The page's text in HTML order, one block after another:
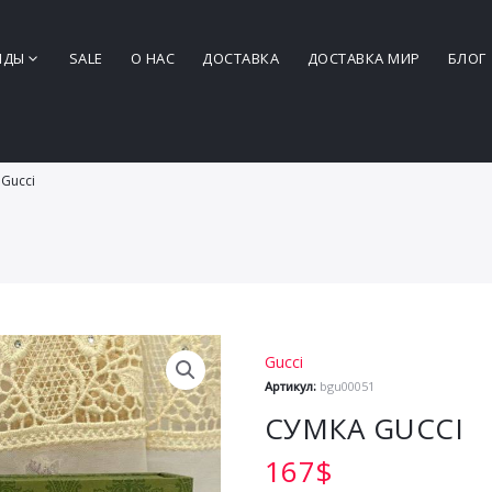
SALE О НАС ДОСТАВКА ДОСТАВКА МИР БЛОГ
Артикул: bgu00051
СУМКА GUCCI
167$
Gucci